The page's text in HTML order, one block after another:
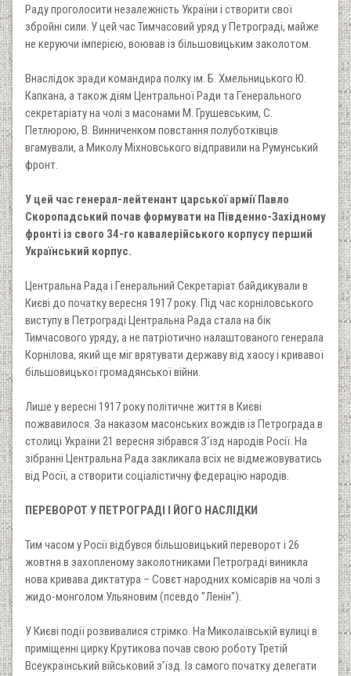
Раду проголосити незалежність України і створити свої
збройні сили. У цей час Тимчасовий уряд у Петрограді, майже
не керуючи імперією, воював із більшовицьким заколотом.
Внаслідок зради командира полку ім. Б. Хмельницького Ю.
Капкана, а також діям Центральної Ради та Генерального
секретаріату на чолі з масонами М. Грушевським, С.
Петлюрою, В. Винниченком повстання полуботківців
вгамували, а Миколу Міхновського відправили на Румунський
фронт.
У цей час генерал-лейтенант царської армії Павло
Скоропадський почав формувати на Південно-Західному
фронті із свого 34-го кавалерійського корпусу перший
Український корпус.
Центральна Рада і Генеральний Секретаріат байдикували в
Києві до початку вересня 1917 року. Під час корніловського
виступу в Петрограді Центральна Рада стала на бік
Тимчасового уряду, а не патріотично налаштованого генерала
Корнілова, який ще міг врятувати державу від хаосу і кривавої
більшовицької громадянської війни.
Лише у вересні 1917 року політичне життя в Києві
пожвавилося. За наказом масонських вождів із Петрограда в
столиці України 21 вересня зібрався З'їзд народів Росії. На
зібранні Центральна Рада закликала всіх не відмежовуватись
від Росії, а створити соціалістичну федерацію народів.
ПЕРЕВОРОТ У ПЕТРОГРАДІ І ЙОГО НАСЛІДКИ
Тим часом у Росії відбувся більшовицький переворот і 26
жовтня в захопленому заколотниками Петрограді виникла
нова кривава диктатура – Совєт народних комісарів на чолі з
жидо-монголом Ульяновим (псевдо "Ленін").
У Києві події розвивалися стрімко. На Миколаївській вулиці в
приміщенні цирку Крутикова почав свою роботу Третій
Всеукраїнський військовий з'їзд. Із самого початку делегати